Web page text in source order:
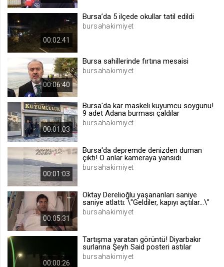
Site içeriği önerme
voteLike*
.web.tv
1 ay
.web.tv
İsimsiz ziyaretçi için site içeriği
00:02:41
Bursa’da 5 ilçede okullar tatil edildi
bursahakimiyet
00:06:40
Bursa sahillerinde fırtına mesaisi
bursahakimiyet
00:01:03
Bursa'da kar maskeli kuyumcu soygunu!
9 adet Adana burması çaldılar
bursahakimiyet
00:01:03
Bursa'da depremde denizden duman
çıktı! O anlar kameraya yansıdı
bursahakimiyet
00:05:31
Oktay Derelioğlu yaşananları saniye
saniye atlattı: \"Geldiler, kapıyı açtılar...\"
bursahakimiyet
00:00:26
Tartışma yaratan görüntü! Diyarbakır
surlarına Şeyh Said posteri astılar
bursahakimiyet